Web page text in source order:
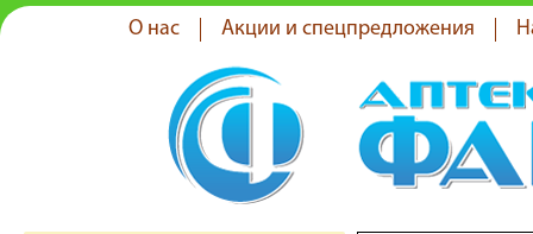
О нас Акции и спецпредложения